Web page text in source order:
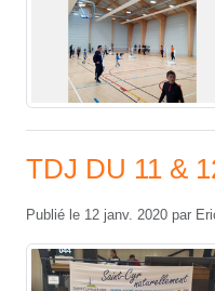
TDJ DU 11 &
Publié le 12 janv. 2020 par